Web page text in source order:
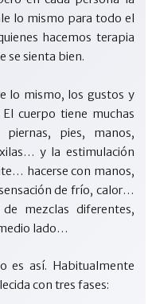
lo mismo para todo el
hacemos terapia
se sienta bien.
mismo, los gustos y
cuerpo tiene muchas
piernas, pies, manos,
y la estimulación
hacerse con manos,
de frío, calor…
mezclas diferentes,
lado…
Habitualmente
con tres fases: